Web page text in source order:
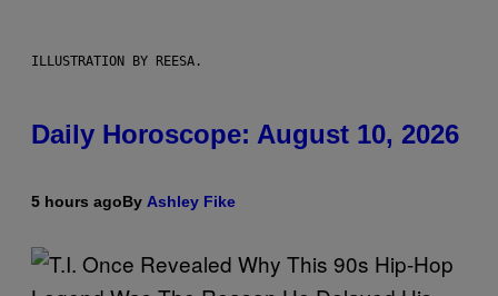
ILLUSTRATION BY REESA.
Daily Horoscope: August 10, 2026
5 hours agoBy Ashley Fike